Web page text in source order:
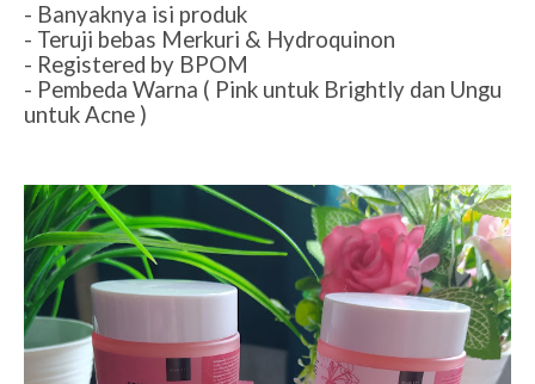
- Banyaknya isi produk
- Teruji bebas Merkuri & Hydroquinon
- Registered by BPOM
- Pembeda Warna ( Pink untuk Brightly dan Ungu
untuk Acne )